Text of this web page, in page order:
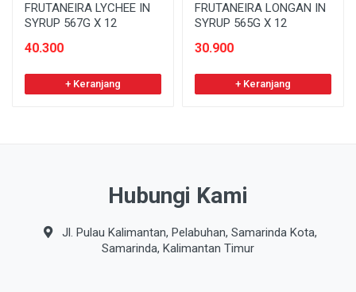
FRUTANEIRA LYCHEE IN
SYRUP 567G X 12
40.300
+ Keranjang
FRUTANEIRA LONGAN IN
SYRUP 565G X 12
30.900
+ Keranjang
Hubungi Kami
Jl. Pulau Kalimantan, Pelabuhan, Samarinda Kota,
Samarinda, Kalimantan Timur